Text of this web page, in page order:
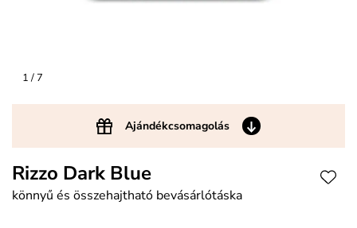
1/ 7
Ajándékcsomagolás
Rizzo Dark Blue
könnyű és összehajtható bevásárlótáska